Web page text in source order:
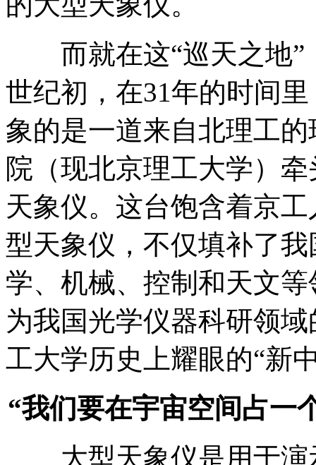
而就在这“巡天之地”
世纪初，在31年的时间
象的是一道来自北理工
院（现北京理工大学）
天象仪。这台饱含着京
型天象仪，不仅填补了
学、机械、控制和天文
为我国光学仪器科研领
工大学历史上耀眼的“新
“我们要在宇宙空间占一
大型天象仪是用于演